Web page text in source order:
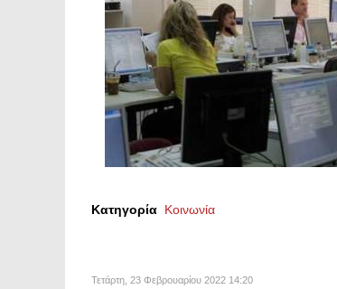
Κατηγορία Κοινωνία
Τετάρτη, 23 Φεβρουαρίου 2022 14:20